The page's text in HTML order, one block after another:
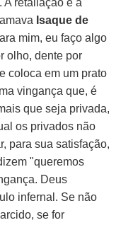
Isaque de
mim, eu faço algo
olho, dente por
coloca em um prato
vingança que, é
que seja privada,
os privados não
para sua satisfação,
"queremos
Deus
infernal. Se não
se for